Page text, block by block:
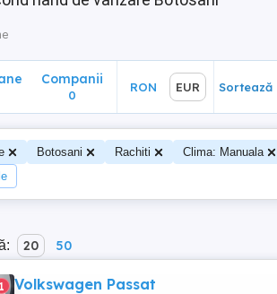
Companii
0
RON EUR Sortează
Botosani Rachiti Clima: Manuala
20 50
1 Volkswagen Passat